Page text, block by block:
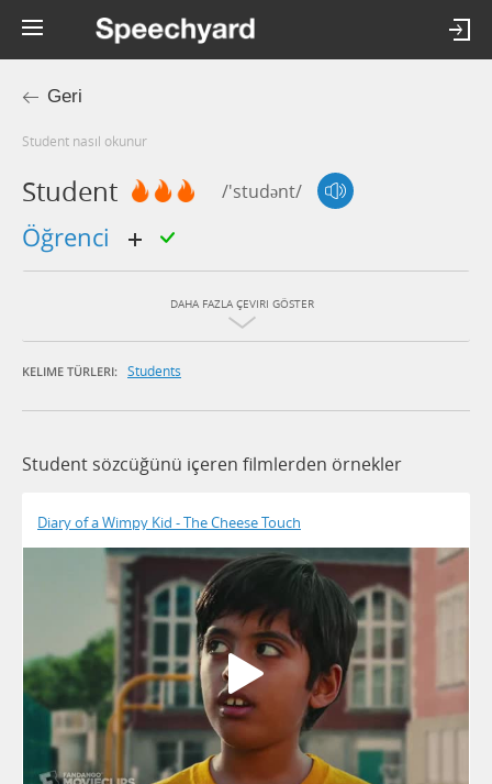
Geri
student nasıl okunur
Student /'studənt/
öğrenci
DAHA FAZLA ÇEVIRI GÖSTER
KELIME TÜRLERI: Students
Student sözcüğünü içeren filmlerden örnekler
Diary of a Wimpy Kid - The Cheese Touch